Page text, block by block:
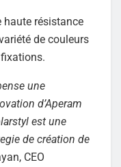
haute résistance
de couleurs
une
d’Aperam
est une
de création de
CEO